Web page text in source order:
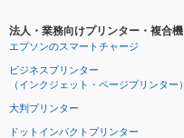
法人・業務向けプリンター・複合機
エプソンのスマートチャージ
ビジネスプリンター
（インクジェット・ページプリンター）
大判プリンター
ドットインパクトプリンター